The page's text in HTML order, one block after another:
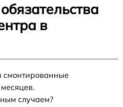
в
смонтированные
случаем?